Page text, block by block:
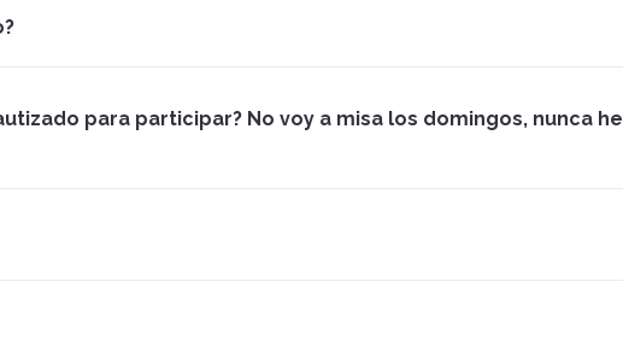
para participar? No voy a misa los domingos, nunca he